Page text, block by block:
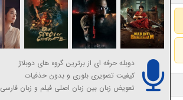
دوبله حرفه ای از برترین گروه های دوبلاژ
کیفیت تصویری بلوری و بدون حذفیات
تعویض زبان بین زبان اصلی فیلم و زبان فارسی